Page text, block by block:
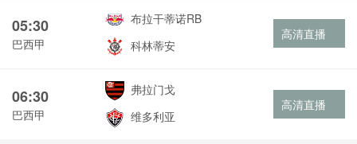
05:30
巴西甲
布拉干蒂诺RB
科林蒂安
高清直播
06:30
巴西甲
弗拉门戈
维多利亚
高清直播